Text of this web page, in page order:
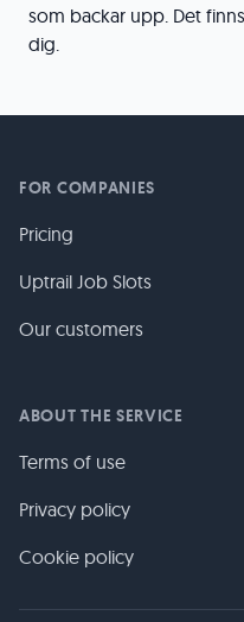
som backar upp. Det
dig.
FOR COMPANIES
Pricing
Uptrail Job Slots
Our customers
ABOUT THE SERVICE
Terms of use
Privacy policy
Cookie policy